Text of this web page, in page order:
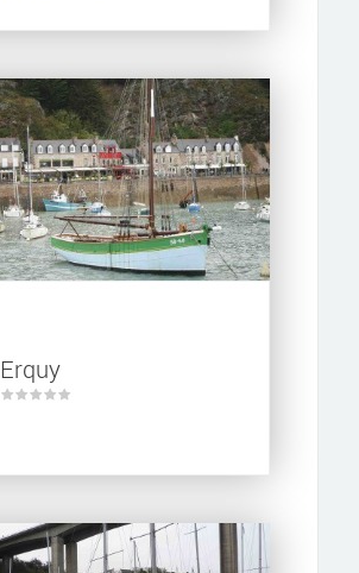
Erquy